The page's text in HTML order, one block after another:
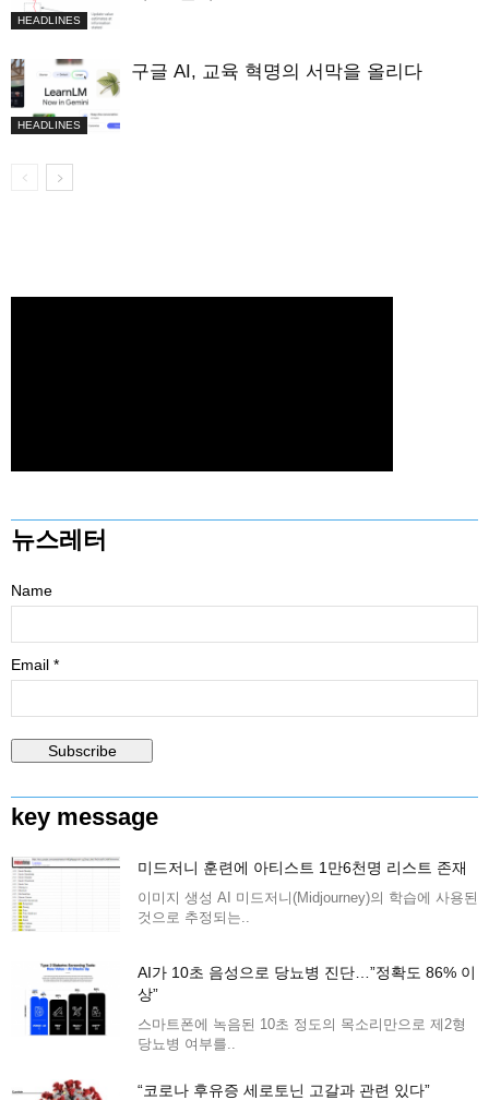
HEADLINES
HEADLINES
구글 AI, 교육 혁명의 서막을 올리다
뉴스레터
Name
Email *
key message
미드저니 훈련에 아티스트 1만6천명 리스트 존재
이미지 생성 AI 미드저니(Midjourney)의 학습에 사용된
것으로 추정되는..
AI가 10초 음성으로 당뇨병 진단…”정확도 86% 이
상”
스마트폰에 녹음된 10초 정도의 목소리만으로 제2형
당뇨병 여부를..
“코로나 후유증 세로토닌 고갈과 관련 있다”